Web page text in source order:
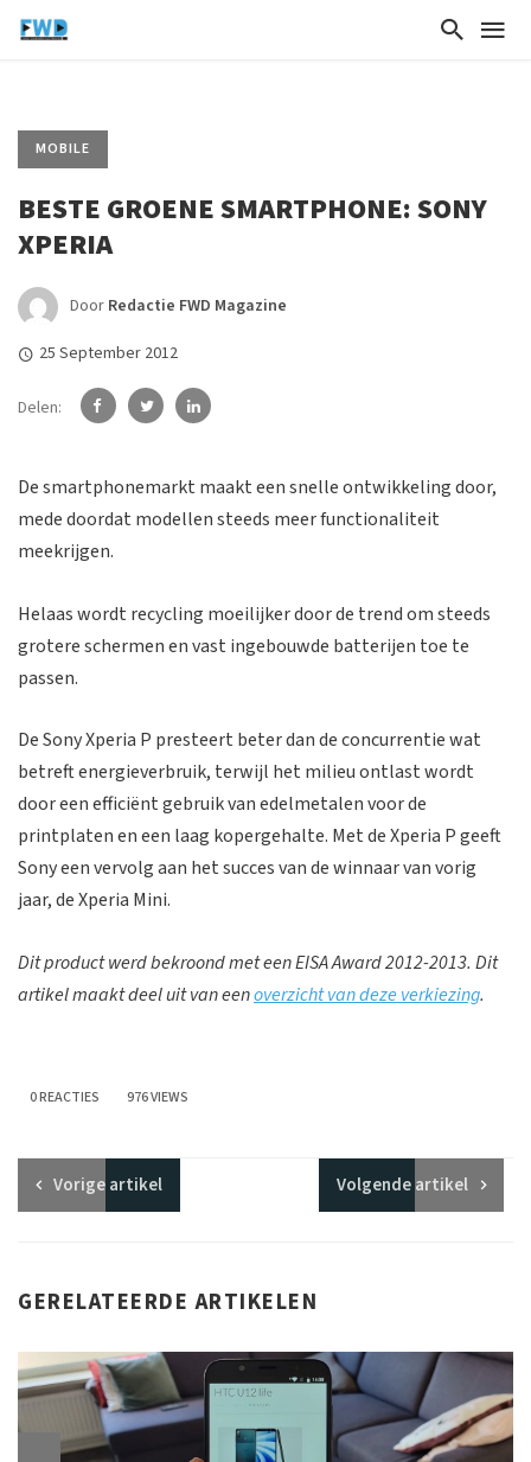
MOBILE
BESTE GROENE SMARTPHONE: SONY
XPERIA
Door Redactie FWD Magazine
25 September 2012
Delen:
De smartphonemarkt maakt een snelle ontwikkeling door,
mede doordat modellen steeds meer functionaliteit
meekrijgen.
Helaas wordt recycling moeilijker door de trend om steeds
grotere schermen en vast ingebouwde batterijen toe te
passen.
De Sony Xperia P presteert beter dan de concurrentie wat
betreft energieverbruik, terwijl het milieu ontlast wordt
door een efficiënt gebruik van edelmetalen voor de
printplaten en een laag kopergehalte. Met de Xperia P geeft
Sony een vervolg aan het succes van de winnaar van vorig
jaar, de Xperia Mini.
Dit product werd bekroond met een EISA Award 2012-2013. Dit
artikel maakt deel uit van eenoverzicht van deze verkiezing.
0 REACTIES 976 VIEWS
Vorigeartikel Volgendeartikel
GERELATEERDE ARTIKELEN